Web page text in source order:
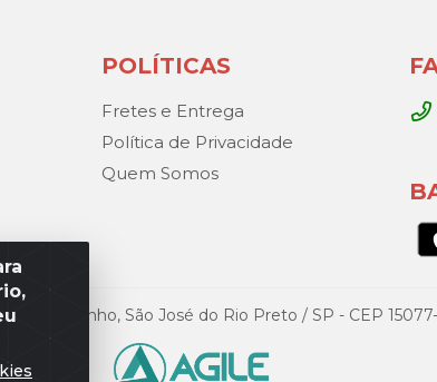
POLÍTICAS
Fretes e Entrega
Política de Privacidade
Quem Somos
– Vila Toninho, São José do Rio Preto / SP - CEP